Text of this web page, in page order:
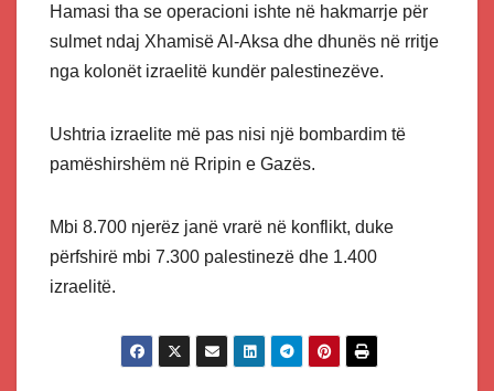
Hamasi tha se operacioni ishte në hakmarrje për
sulmet ndaj Xhamisë Al-Aksa dhe dhunës në rritje
nga kolonët izraelitë kundër palestinezëve.
Ushtria izraelite më pas nisi një bombardim të
pamëshirshëm në Rripin e Gazës.
Mbi 8.700 njerëz janë vrarë në konflikt, duke
përfshirë mbi 7.300 palestinezë dhe 1.400
izraelitë.